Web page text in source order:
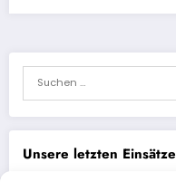
Unsere letzten Einsätze